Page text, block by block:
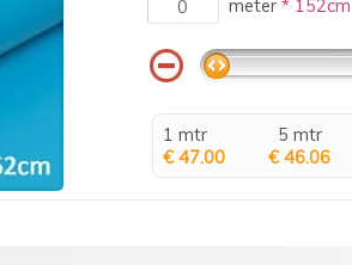
meter * 152cm
1 mtr
€ 47.00
5 mtr
€ 46.06